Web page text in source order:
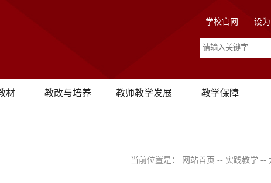
学校官网 设
材 教改与培养 教师教学发展 教学保障
当前位置是： 网站首页 -- 实践教学 --